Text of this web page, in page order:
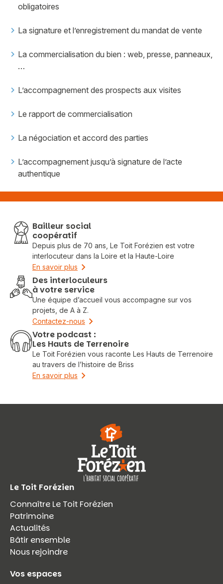
Vous recherchez&nbsp;:
Rechercher
obligatoires
La signature et l’enregistrement du mandat de vente
La commercialisation du bien : web, presse, panneaux,
…
L’accompagnement des prospects aux visites
Le rapport de commercialisation
La négociation et accord des parties
L’accompagnement jusqu’à signature de l’acte
authentique
Bailleur social
coopératif
Depuis plus de 70 ans, Le Toit Forézien est votre
interlocuteur dans la Loire et la Haute-Loire
En savoir plus
Des interloculeurs
à votre service
Une équipe d’accueil vous accompagne sur vos
projets, de A à Z.
Contactez-nous
Votre podcast :
Les Hauts de Terrenoire
Le Toit Forézien vous raconte Les Hauts de Terrenoire
au travers de l’histoire de Briss
En savoir plus
Le Toit Forézien
Connaître Le Toit Forézien
Patrimoine
Actualités
Bâtir ensemble
Nous rejoindre
Vos espaces